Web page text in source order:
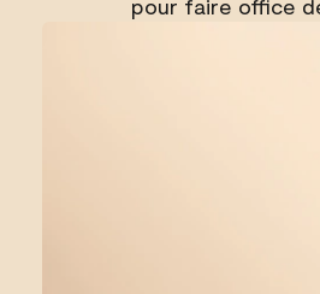
pour faire office